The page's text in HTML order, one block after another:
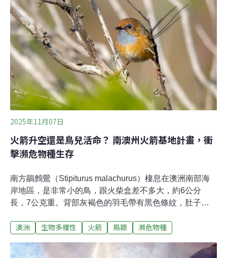
程釀景美溪污染挨罰 要求廠商落實泥水處理
2025年11月07日
火箭升空還是鳥兒活命？ 南澳州火箭基地計畫，衝
擊瀕危物種生存
南方鶓鷯鶯（Stipiturus malachurus）棲息在澳洲南部海
岸地區，是非常小的鳥，跟火柴盒差不多大，約6公分
長，7公克重。背部灰褐色的羽毛帶有黑色條紋，肚子是
特的天藍色。南方鶓鷯鶯飛不遠，只能在灌木叢中靠著小
發射基地計畫將讓牠們的棲地更加破碎。飛不高也跳不
澳洲 生物多樣性 火箭 鳥類 瀕危物種